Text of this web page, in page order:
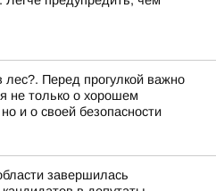
лес?. Перед прогулкой важно
не только о хорошем
и о своей безопасности
завершилась